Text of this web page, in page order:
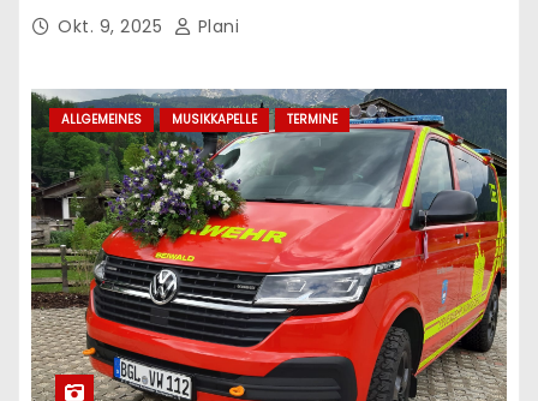
Okt. 9, 2025 Plani
ALLGEMEINES MUSIKKAPELLE TERMINE